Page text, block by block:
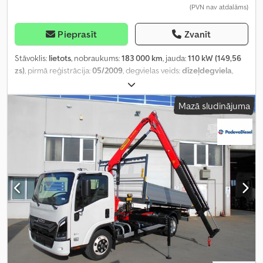
(PVN nav atdalāms)
Pieprasīt Zvanīt
Stāvoklis: lietots, nobraukums:183 000 km, jauda:110 kW (149,56
zs), pirmā reģistrācija:05/2009, degvielas veids:dīzeļdegviela,
, kopējais svars:
pārnesuma veids:mehānisks, emisijas klase:Euro 4, sēdvietu
, krautuves garums: 4 300 mm, iekraušanas vietas platums:
, Ražošanas gads:
Mazā sludinājuma